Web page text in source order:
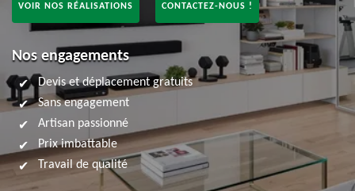
VOIR NOS RÉALISATIONS CONTACTEZ-NOUS !
Nos engagements
Devis et déplacement gratuits
Sans engagement
Artisan passionné
Prix imbattable
Travail de qualité